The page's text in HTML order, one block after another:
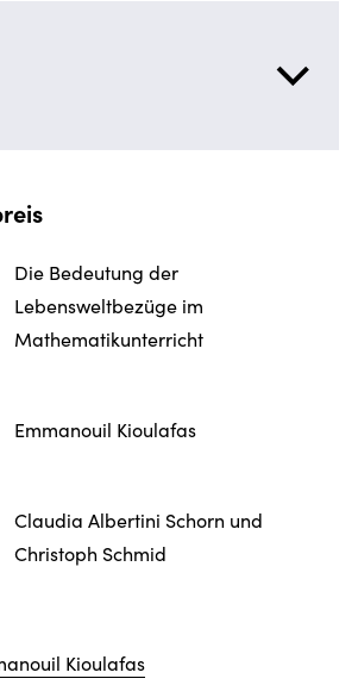
Die Bedeutung der
Lebensweltbezüge im
Mathematik­unterricht
Emmanouil Kioulafas
Claudia Albertini Schorn und
Christoph Schmid
Kioulafas